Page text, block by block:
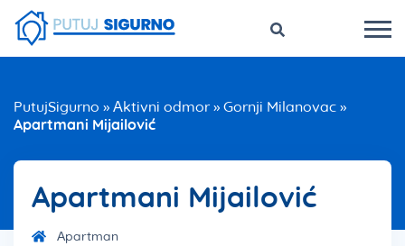
PutujSigurno » Aktivni odmor » Gornji Milanovac »
Apartmani Mijailović
Apartmani Mijailović
Apartman